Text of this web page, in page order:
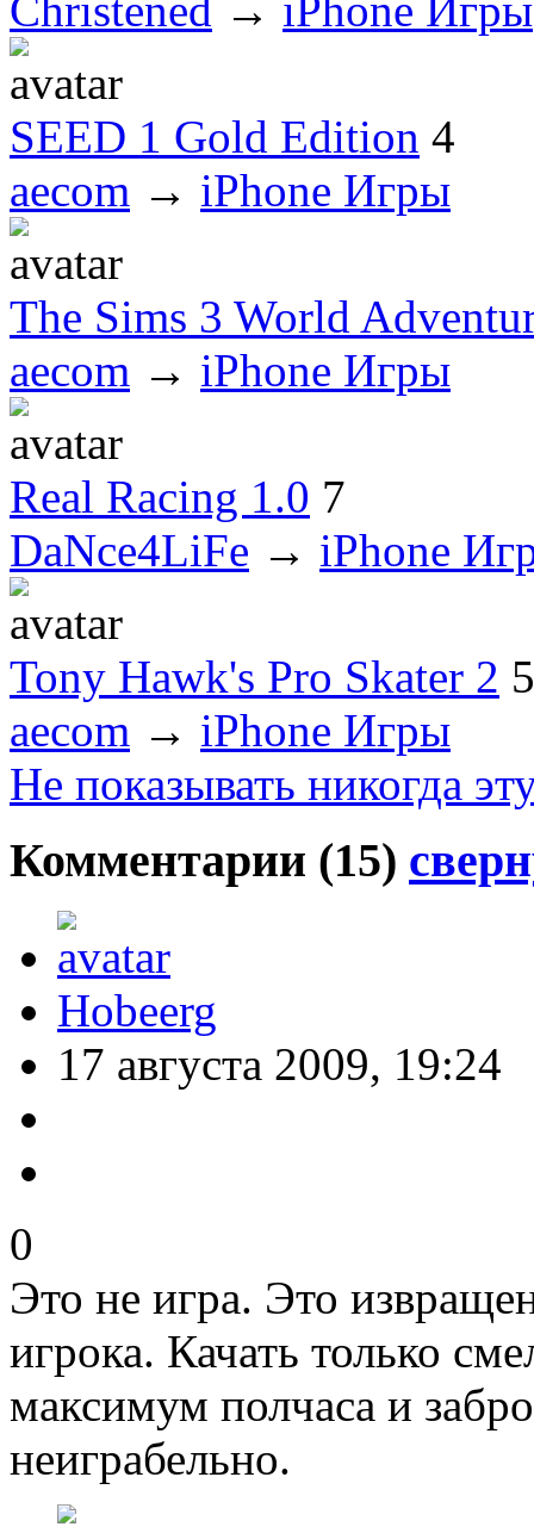
SEED 1 Gold Edition 4
aecom → iPhone Игры
The Sims 3 World
aecom → iPhone Игры
Real Racing 1.0 7
DaNce4LiFe → iPhone
Tony Hawk's Pro Skater 2 5
aecom → iPhone Игры
Не показывать никогда
Комментарии (15)
Hobeerg
17 августа 2009, 19:24
0
Это не игра. Это
игрока. Качать только
максимум полчаса и
неиграбельно.